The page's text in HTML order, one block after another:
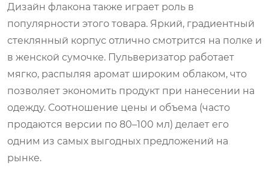
Дизайн флакона также играет роль в
популярности этого товара. Яркий, градиентный
стеклянный корпус отлично смотрится на полке и
в женской сумочке. Пульверизатор работает
мягко, распыляя аромат широким облаком, что
позволяет экономить продукт при нанесении на
одежду. Соотношение цены и объема (часто
продаются версии по 80–100 мл) делает его
одним из самых выгодных предложений на
рынке.